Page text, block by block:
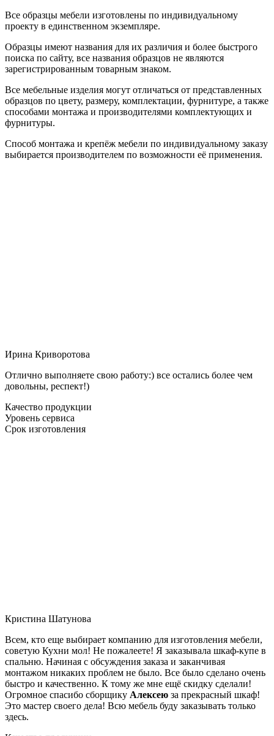
Все образцы мебели изготовлены по индивидуальному
проекту в единственном экземпляре.
Образцы имеют названия для их различия и более быстрого
поиска по сайту, все названия образцов не являются
зарегистрированным товарным знаком.
Все мебельные изделия могут отличаться от представленных
образцов по цвету, размеру, комплектации, фурнитуре, а также
способами монтажа и производителями комплектующих и
фурнитуры.
Способ монтажа и крепёж мебели по индивидуальному заказу
выбирается производителем по возможности её применения.
Ирина Криворотова
Отлично выполняете свою работу:) все остались более чем
довольны, респект!)
Качество продукции
Уровень сервиса
Срок изготовления
Кристина Шатунова
Всем, кто еще выбирает компанию для изготовления мебели,
советую Кухни мол! Не пожалеете! Я заказывала шкаф-купе в
спальню. Начиная с обсуждения заказа и заканчивая
монтажом никаких проблем не было. Все было сделано очень
быстро и качественно. К тому же мне ещё скидку сделали!
Огромное спасибо сборщику Алексею за прекрасный шкаф!
Это мастер своего дела! Всю мебель буду заказывать только
здесь.